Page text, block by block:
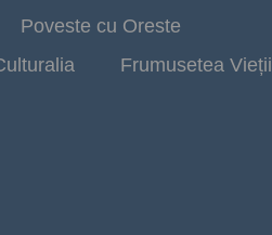
Poveste cu Oreste
Frumusetea Vieții